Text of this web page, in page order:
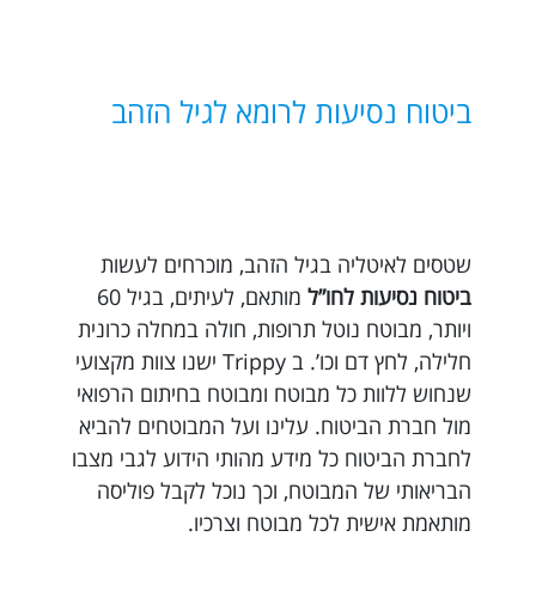
ביטוח נסיעות לרומא לגיל הזהב
שטסים לאיטליה בגיל הזהב, מוכרחים לעשות
ביטוח נסיעות לחו”ל
מותאם, לעיתים, בגיל 60
ויותר, מבוטח נוטל תרופות, חולה במחלה כרונית
חלילה, לחץ דם וכו’. ב Trippy ישנו צוות מקצועי
שנחוש ללוות כל מבוטח ומבוטח בחיתום הרפואי
מול חברת הביטוח. עלינו ועל המבוטחים להביא
לחברת הביטוח כל מידע מהותי הידוע לגבי מצבו
הבריאותי של המבוטח, וכך נוכל לקבל פוליסה
מותאמת אישית לכל מבוטח וצרכיו.